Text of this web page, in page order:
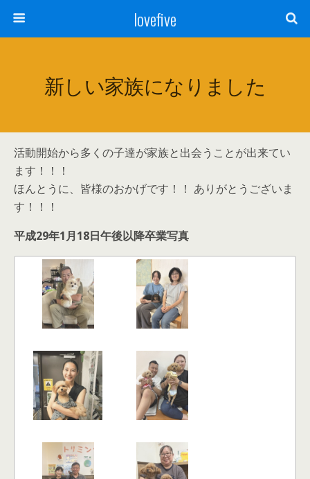
lovefive
新しい家族になりました
活動開始から多くの子達が家族と出会うことが出来てい
ます！！！
ほんとうに、皆様のおかげです！！ ありがとうございま
す！！！
平成29年1月18日午後以降卒業写真